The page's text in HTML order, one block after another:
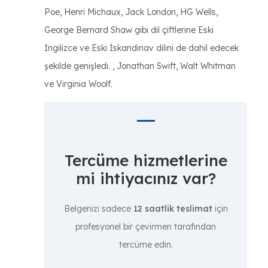
Poe, Henri Michaux, Jack London, HG Wells,
George Bernard Shaw gibi dil çiftlerine Eski
İngilizce ve Eski İskandinav dilini de dahil edecek
şekilde genişledi. , Jonathan Swift, Walt Whitman
ve Virginia Woolf.
Tercüme hizmetlerine
mi ihtiyacınız var?
Belgenizi sadece 12 saatlik teslimatiçin
profesyonel bir çevirmen tarafından
tercüme edin.